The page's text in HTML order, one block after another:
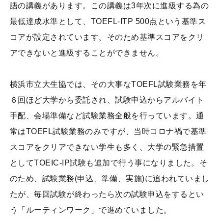
語の講義があります。この講義は3年次に進級する為の
最低達成水準として、TOEFL-ITP 500点という基準ス
コアが設定されています。そのため基準スコアをクリ
アできないと進級することができません。
横浜市立大生協では、その大事なTOEFL試験業務を年
６回ほど大学から委託され、試験申込からアルバイト
手配、会場準備など試験業務全般を行っています。通
常はTOEFL試験業務のみですが、当時コロナ禍で基準
スコアをクリアできない学生も多く、大学の緊急措置
としてTOEIC-IP試験も追加で行う事になりました。そ
のため、試験業務(申込、準備、実施)に追われていまし
たが、毎回試験が終わったら次の試験申込をするとい
う「ルーティンワーク」で進めていました。